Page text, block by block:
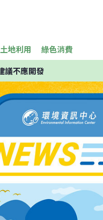
土地利用 綠色消費
議不應開發